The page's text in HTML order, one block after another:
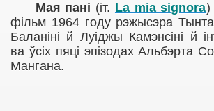
Мая пані (іт. La mia signora
фільм 1964 году рэжысэра
Баланіні й Луіджы Камэнсіні й
ва ўсіх пяці эпізодах Альбэрта
Мангана.